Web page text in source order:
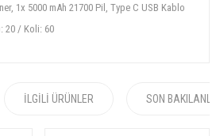
1x 5000 mAh 21700 Pil, Type C USB Kablo
20 / Koli: 60
İLGILI ÜRÜNLER SON